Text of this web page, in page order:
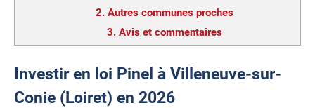
2. Autres communes proches
3. Avis et commentaires
Investir en loi Pinel à Villeneuve-sur-
Conie (Loiret) en 2026